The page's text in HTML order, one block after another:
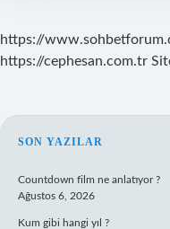
https://
https://cephesan.com.tr
SIDEBAR
SON YAZILAR
Countdown film ne anlatıyor ?
Ağustos 6, 2026
Kum gibi hangi yıl ?